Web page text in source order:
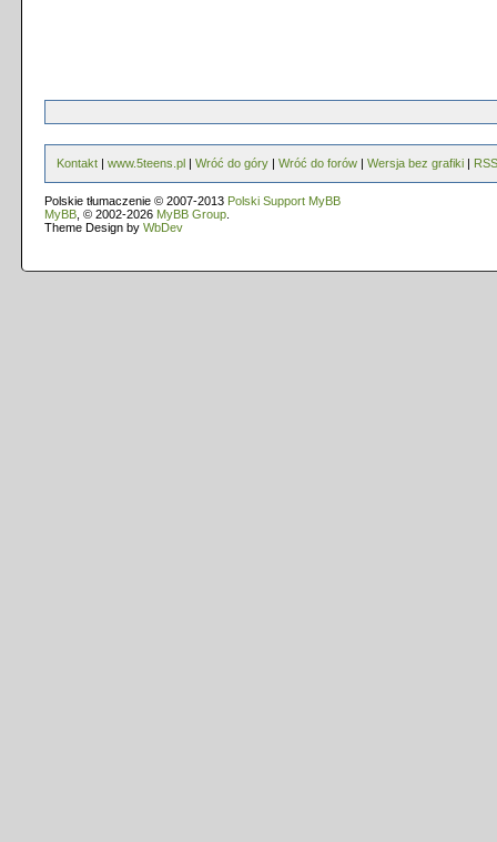
Kontakt | www.5teens.pl | Wróć do góry | Wróć do forów | Wersja bez grafiki | RSS
Polskie tłumaczenie © 2007-2013 Polski Support MyBB
MyBB , © 2002-2026 MyBB Group
Theme Design by WbDev